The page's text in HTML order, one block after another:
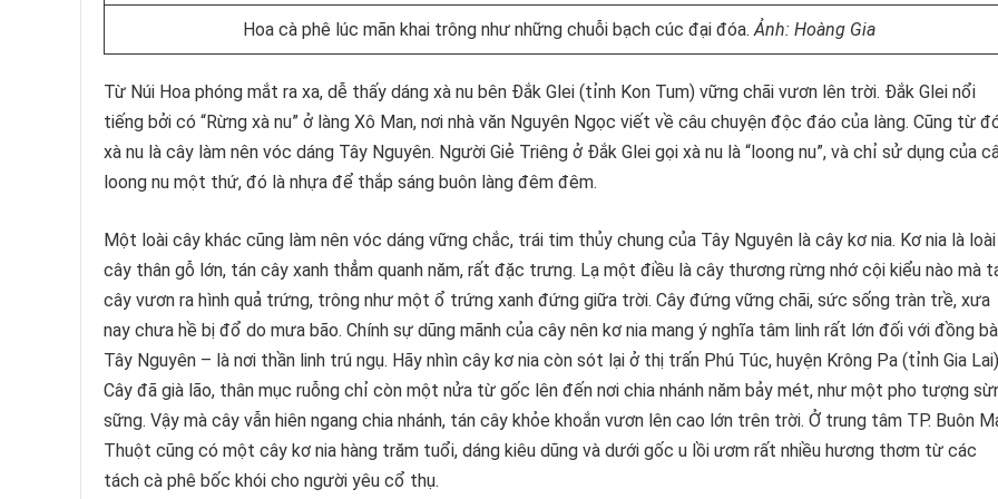
Hoa cà phê lúc mãn khai trông như những chuỗi bạch cúc đại đóa.Ảnh: Hoàng Gia
Từ Núi Hoa phóng mắt ra xa, dễ thấy dáng xà nu bên Đắk Glei (tỉnh Kon Tum) vững chãi vươn lên trời. Đắk Glei nổi
tiếng bởi có “Rừng xà nu” ở làng Xô Man, nơi nhà văn Nguyên Ngọc viết về câu chuyện độc đáo của làng. Cũng từ
xà nu là cây làm nên vóc dáng Tây Nguyên. Người Giẻ Triêng ở Đắk Glei gọi xà nu là “loong nu”, và chỉ sử dụng của
loong nu một thứ, đó là nhựa để thắp sáng buôn làng đêm đêm.
Một loài cây khác cũng làm nên vóc dáng vững chắc, trái tim thủy chung của Tây Nguyên là cây kơ nia. Kơ nia là loài
cây thân gỗ lớn, tán cây xanh thẳm quanh năm, rất đặc trưng. Lạ một điều là cây thương rừng nhớ cội kiểu nào mà
cây vươn ra hình quả trứng, trông như một ổ trứng xanh đứng giữa trời. Cây đứng vững chãi, sức sống tràn trề, xưa
nay chưa hề bị đổ do mưa bão. Chính sự dũng mãnh của cây nên kơ nia mang ý nghĩa tâm linh rất lớn đối với đồng
Tây Nguyên – là nơi thần linh trú ngụ. Hãy nhìn cây kơ nia còn sót lại ở thị trấn Phú Túc, huyện Krông Pa (tỉnh Gia
Cây đã già lão, thân mục ruỗng chỉ còn một nửa từ gốc lên đến nơi chia nhánh năm bảy mét, như một pho tượng
sững. Vậy mà cây vẫn hiên ngang chia nhánh, tán cây khỏe khoắn vươn lên cao lớn trên trời. Ở trung tâm TP. Buôn
Thuột cũng có một cây kơ nia hàng trăm tuổi, dáng kiêu dũng và dưới gốc u lồi ươm rất nhiều hương thơm từ các
tách cà phê bốc khói cho người yêu cổ thụ.